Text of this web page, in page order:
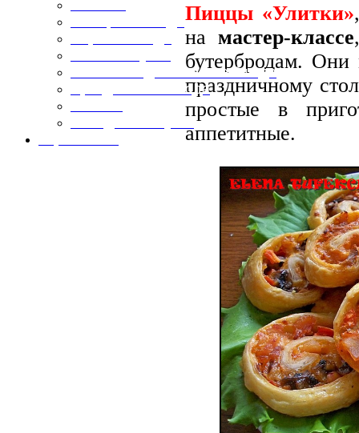
Постные и диетические блюда
Праздничные блюда
Пиццы «Улитки»
на мастер-классе
бутербродам. Они
праздничному
простые в
аппетитные.